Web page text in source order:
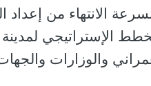
الانتهاء من إعداد
الإستراتيجي لمدينة
والوزارات